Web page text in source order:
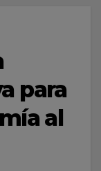
para
al